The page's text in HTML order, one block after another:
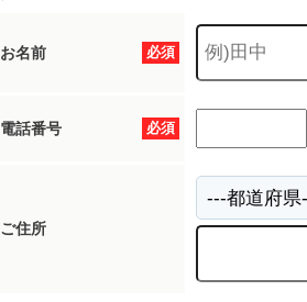
必須
お名前
必須
電話番号
ご住所